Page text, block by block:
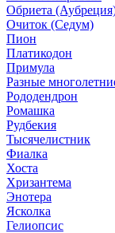
Обриета
Очиток (Седум)
Пион
Платикодон
Примула
Разные
Рододендрон
Ромашка
Рудбекия
Тысячелистник
Фиалка
Хоста
Хризантема
Энотера
Ясколка
Гелиопсис